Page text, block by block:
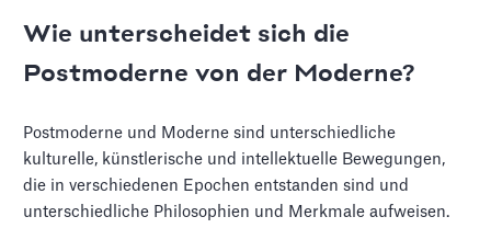
Wie unterscheidet sich die
Postmoderne von der Moderne?
Postmoderne und Moderne sind unterschiedliche
kulturelle, künstlerische und intellektuelle Bewegungen,
die in verschiedenen Epochen entstanden sind und
unterschiedliche Philosophien und Merkmale aufweisen.